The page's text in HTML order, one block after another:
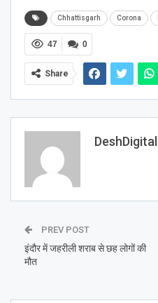
Chhattisgarh Corona
0
47
Share
DeshDigital
PREV POST
इंदौर में जहरीली शराब से छह लोगों की
मौत